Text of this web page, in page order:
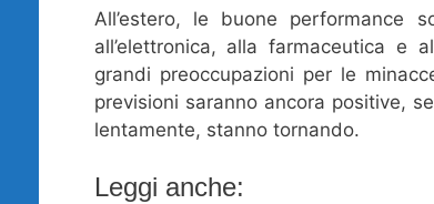
All’estero, le buone
all’elettronica, alla farmaceutica e
grandi preoccupazioni per le
previsioni saranno ancora positive,
lentamente, stanno tornando.
Leggi anche: